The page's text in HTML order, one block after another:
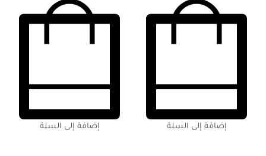
إضافة إلى السلة إضافة إلى السلة